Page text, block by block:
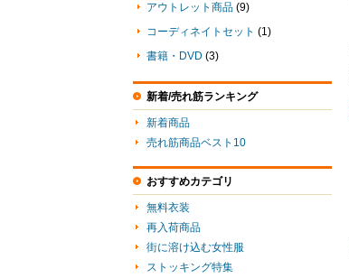
アウトレット商品 (9)
コーディネイトセット (1)
書籍・DVD (3)
新着/売れ筋ランキング
新着商品
売れ筋商品ベスト10
おすすめカテゴリ
無料衣装
再入荷商品
街に溶け込む女性服
ストッキング特集